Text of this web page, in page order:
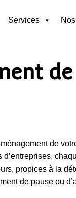
Services
de
d’entreprises,
propices à la
de pause ou